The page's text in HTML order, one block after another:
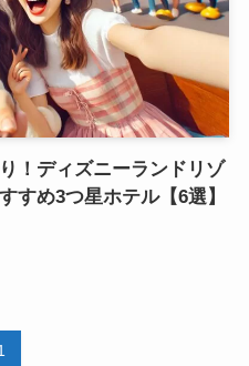
！ディズニーランドリゾ
すめ3つ星ホテル【6選】